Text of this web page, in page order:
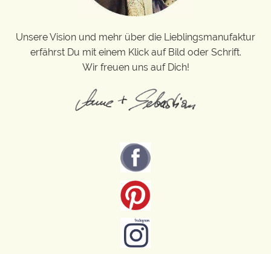
Unsere Vision und mehr über die Lieblingsmanufaktur
erfährst Du mit einem Klick auf Bild oder Schrift.
Wir freuen uns auf Dich!